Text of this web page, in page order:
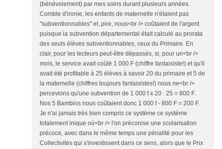
(bénévolement) par mes soins durant plusieurs années.
Comble d'ironie, les enfants de maternelle n'étaient pas
"subventionnables" et, pire, nous<br /> coûtaient de l'argent
puisque la subvention départemental était calculé au prorata
des seuls élèves subventionnables, ceux du Primaire. En
clair, pour les lecteurs peut-être dépassés, si, pour un<br />
mois, le service avait coûté 1 000 F (chiffre fantaisiste!) et qu'il
avait été profitable à 25 élèves à savoir 20 du primaire et 5 de
la maternelle (chiffres toujours fantaisistes!) nous ne<br />
percevions qu'une subvention de 1 000 f x 20 : 25 = 800 F.
Nos 5 Bambins nous coûtaient donc 1 000 f - 800 F = 200 F.
Je n'ai jamais très bien compris ce système ce système
totalement inique où<br /> l'on préconise une scolarisation
précoce, avec dans le même temps une pénalité pour les
Collectivités qui s'investissent dans ce sens, alors que le Prix